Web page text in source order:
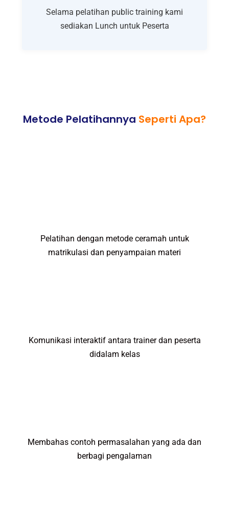
Selama pelatihan public training kami
sediakan Lunch untuk Peserta
Metode Pelatihannya Seperti Apa?
Pelatihan dengan metode ceramah untuk
matrikulasi dan penyampaian materi
Komunikasi interaktif antara trainer dan peserta
didalam kelas
Membahas contoh permasalahan yang ada dan
berbagi pengalaman